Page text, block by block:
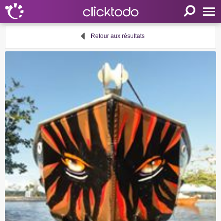
FR
EN
DE
Mon clicktodo
Connexion
Enregistrez-vous
Panier
Proposer une activité
Liens utiles
Retour aux résultats